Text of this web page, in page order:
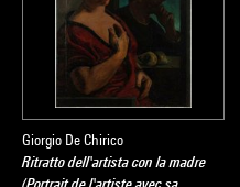
Giorgio De Chirico
Ritratto dell'artista con la madre